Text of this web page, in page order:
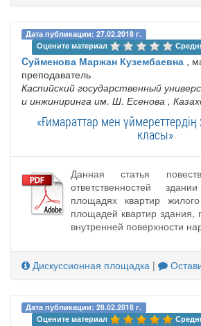
Дата публикации: 27.02.2018 г.
Оцените материал
Cуйменова Маржан Кузембаевна ,
преподаватель
Каспийский государственный
и инжиниринга им. Ш. Есенова ,
«Ғимараттар мен
класы»
Данная статья
ответственностей
площадях квартир
площадей квартир
внутренней поверхности
Дискуссионная площадка |
Дата публикации: 28.02.2018 г.
Оцените материал